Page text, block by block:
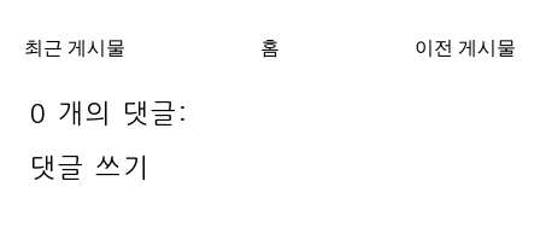
최근 게시물 이전 게시물
홈
0 개의 댓글:
댓글 쓰기